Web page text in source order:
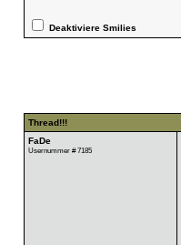
Deaktiviere Smilies
Thread!!!
FaDe
Usernummer # 7185